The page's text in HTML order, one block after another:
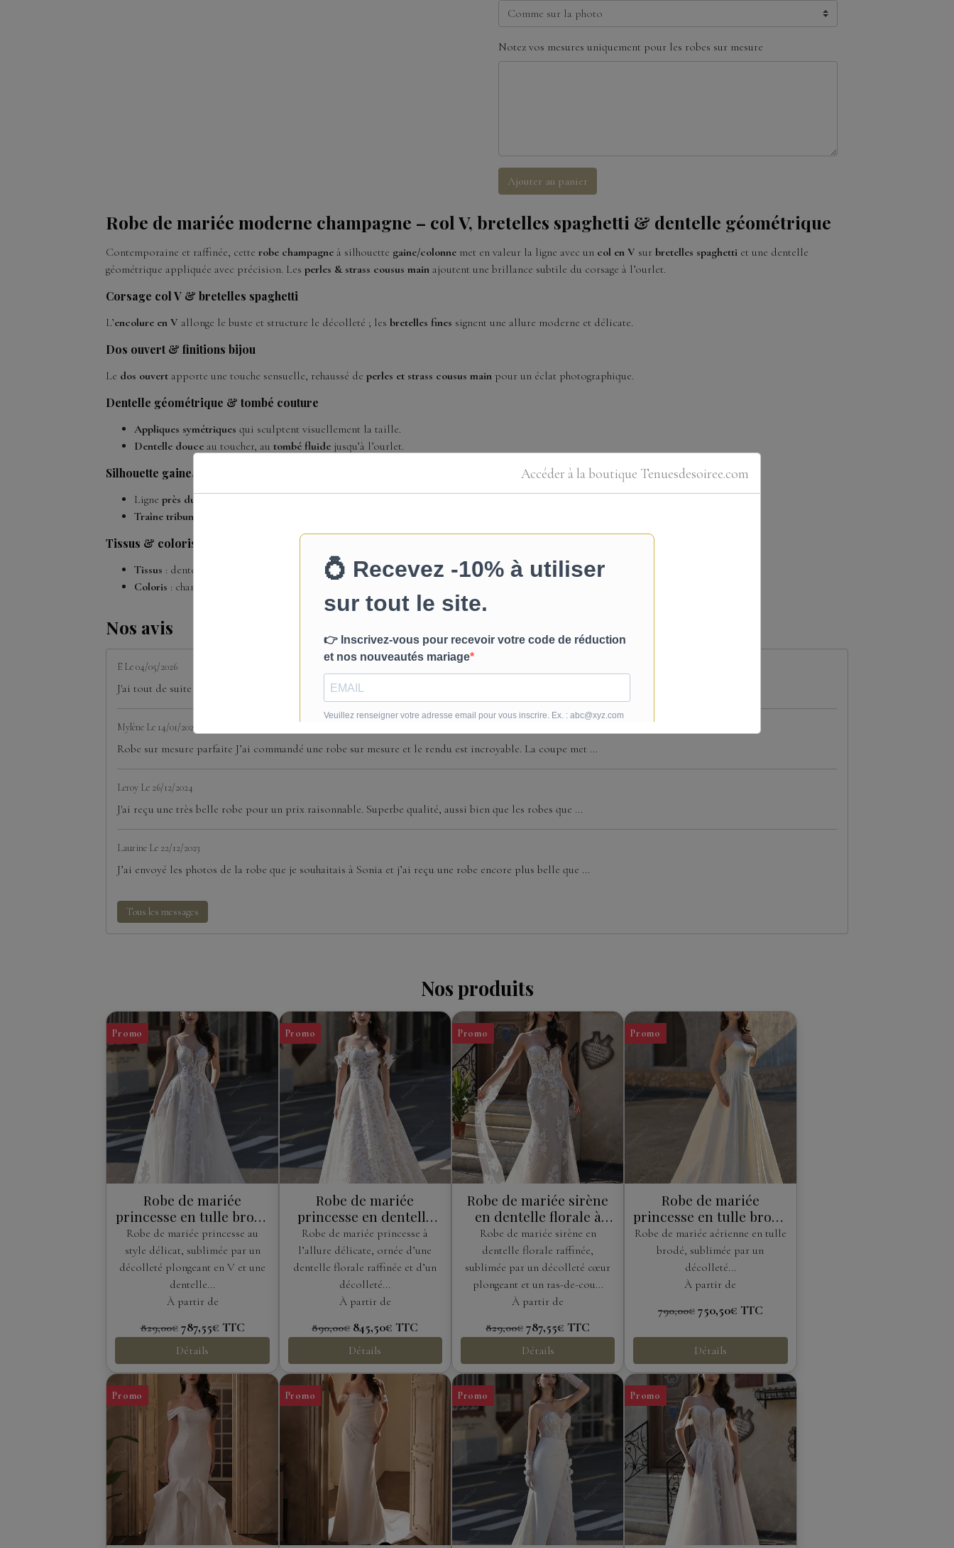
Notez vos mesures uniquement pour les robes sur mesure
Ajouter au panier
Robe de mariée moderne champagne – col V, bretelles spaghetti & dentelle géométrique
Contemporaine et raffinée, cetterobe champagne à silhouette gaine/colonne met en valeur la ligne avec un col en V surbretelles spaghetti et une dentelle
géométrique appliquée avec précision. Lesperles & strass cousus main ajoutent une brillance subtile du corsage à l’ourlet.
Corsage col V & bretelles spaghetti
L’encolure en V allonge le buste et structure le décolleté ; lesbretelles fines signent une allure moderne et délicate.
Dos ouvert & finitions bijou
Le dos ouvert apporte une touche sensuelle, rehaussé deperles et strass cousus main pour un éclat photographique.
Dentelle géométrique & tombé couture
Appliques symétriques qui sculptent visuellement la taille.
Dentelle douce au toucher, autombé fluide jusqu’à l’ourlet.
Silhouette gaine/colonne & traîne tribunal
Ligneprès du corps
Traîne tribunal
Tissus & coloris
Tissus : dentelle (appliques), tulle/mesh (illusion), doublure.
Coloris : champagne.
Nos avis
E Le 04/05/2026
J'ai tout de suite craqué pour la robe courte avec la jupe supplémentaire. Sonia m'a bien renseignée ...
Mylène Le 14/01/2026
Robe sur mesure parfaite J’ai commandé une robe sur mesure et le rendu est incroyable. La coupe met ...
Leroy Le 26/12/2024
J'ai reçu une très belle robe pour un prix raisonnable. Superbe qualité, aussi bien que les robes que ...
Laurine Le 22/12/2023
J’ai envoyé les photos de la robe que je souhaitais à Sonia et j’ai reçu une robe encore plus belle que ...
Tous les messages
Nos produits
Promo
Robe de mariée
princesse en tulle brodé
à décolleté plongeant et
fines bretelles
Robe de mariée princesse au
style délicat, sublimée par un
décolleté plongeant en V et une
dentelle...
À partir de
829,00€ 787,55€ TTC
Détails
Promo
Robe de mariée
princesse en dentelle
florale épaules
dénudées esprit
romantique
Robe de mariée princesse à
l’allure délicate, ornée d’une
dentelle florale raffinée et d’un
décolleté...
À partir de
890,00€ 845,50€TTC
Détails
Promo
Robe de mariée sirène
en dentelle florale à
décolleté cœur et ras-
de-cou élégant
Robe de mariée sirène en
dentelle florale raffinée,
sublimée par un décolleté cœur
plongeant et un ras-de-cou...
À partir de
829,00€ 787,55€TTC
Détails
Promo
Robe de mariée
princesse en tulle brodé
à décolleté plongeant et
dos bijou
Robe de mariée aérienne en tulle
brodé, sublimée par un
décolleté...
À partir de
790,00€ 750,50€ TTC
Détails
Promo Promo Promo Promo
Accéder à la boutique Tenuesdesoiree.com